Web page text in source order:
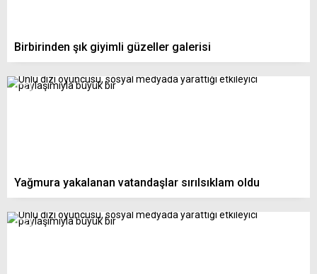
Birbirinden şık giyimli güzeller galerisi
Yağmura yakalanan vatandaşlar sırılsıklam oldu